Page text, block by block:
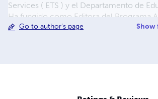
Services ( ETS ) y el Departamento de
Ha fungido como Editora del Programa
Universidad Interamericana de Puerto
e-learning, escritura creativa y
Go to author's page Show